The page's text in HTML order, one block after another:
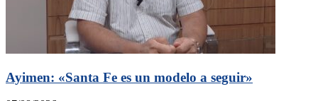
Ayimen: «Santa Fe es un modelo a seguir»